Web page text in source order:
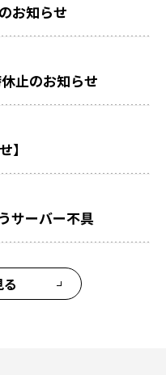
お知らせ
止のお知らせ
】
サーバー不具